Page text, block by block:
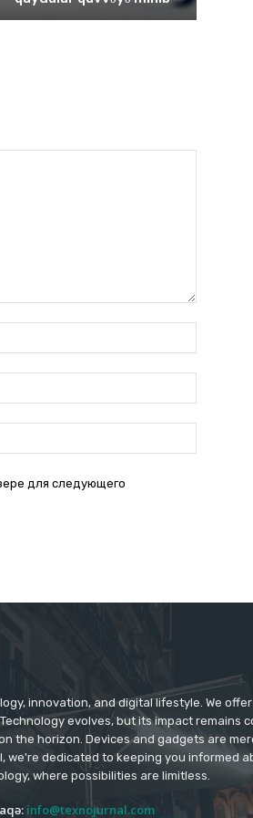
почта:*
Сайт:
для следующего
innovation, and digital lifestyle. We
evolves, but its impact remains
the horizon. Devices and gadgets are
we're dedicated to keeping you informed
where possibilities are limitless.
info@texnojurnal.com